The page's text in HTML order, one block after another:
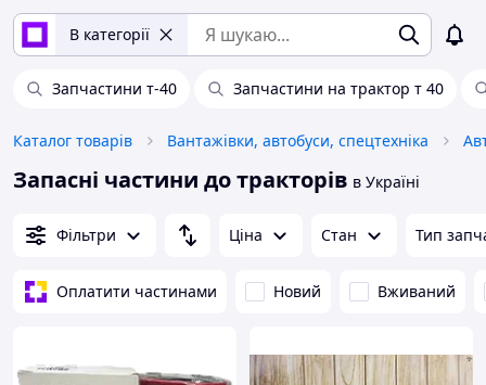
В категорії
Запчастини т-40 Запчастини на трактор т 40
Каталог товарів Вантажівки, автобуси, спецтехніка
Запасні частини до тракторів в Україні
Фільтри Ціна Стан Тип
Оплатити частинами Новий Вживаний